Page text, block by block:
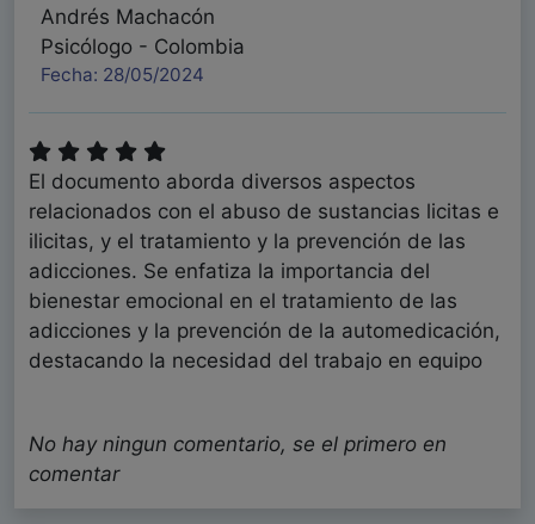
Andrés Machacón
Psicólogo - Colombia
Fecha: 28/05/2024
El documento aborda diversos aspectos
relacionados con el abuso de sustancias licitas e
ilicitas, y el tratamiento y la prevención de las
adicciones. Se enfatiza la importancia del
bienestar emocional en el tratamiento de las
adicciones y la prevención de la automedicación,
destacando la necesidad del trabajo en equipo
saludables. Me llama la atención en el texto la
capacidad de relacionar como un continuo la
lógica detrás de la prevención del abuso de
No hay ningun comentario, se el primero en
comentar